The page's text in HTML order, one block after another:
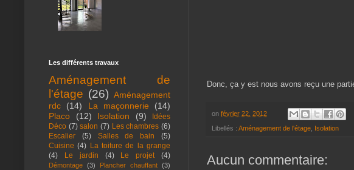
Donc, ça y est nous avons reçu une
on février 22, 2012
Libellés : Aménagement de l'étage, Isolation
Aucun commentaire:
Les différents travaux
Aménagement de
l'étage (26) Aménagement
rdc
(14) La maçonnerie
(14)
Placo
(12) Isolation (9)
Idées
Déco (7) salon (7) Les chambres (6)
Escalier
(5) Salles de bain
(5)
Cuisine (4) La toiture de la grange
(4)
Le jardin (4) Le projet (4)
Démontage (3) Plancher chauffant (3)